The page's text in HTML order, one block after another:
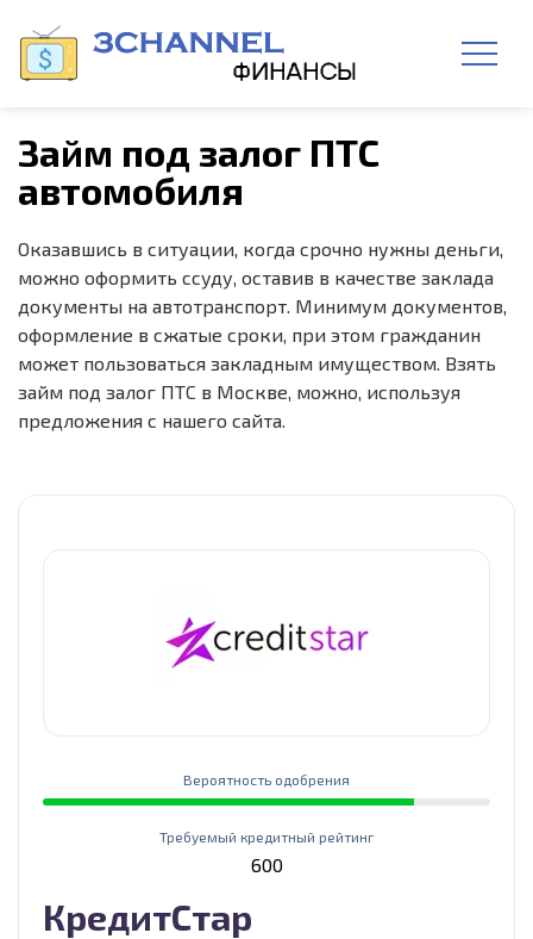
Займ под залог ПТС
автомобиля
Оказавшись в ситуации, когда срочно нужны деньги,
можно оформить ссуду, оставив в качестве заклада
документы на автотранспорт. Минимум документов,
оформление в сжатые сроки, при этом гражданин
может пользоваться закладным имуществом. Взять
займ под залог ПТС в Москве, можно, используя
предложения с нашего сайта.
Вероятность одобрения
Требуемый кредитный рейтинг
600
КредитСтар